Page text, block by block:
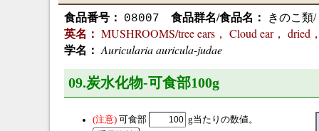
食品番号： 08007 食品群名/食品名：
きのこ類
英名： MUSHROOMS/tree ears， Cloud ear， dried
学名： Auricularia auricula-judae
09.炭水化物-可食部100g
可食部 g当たりの数値。